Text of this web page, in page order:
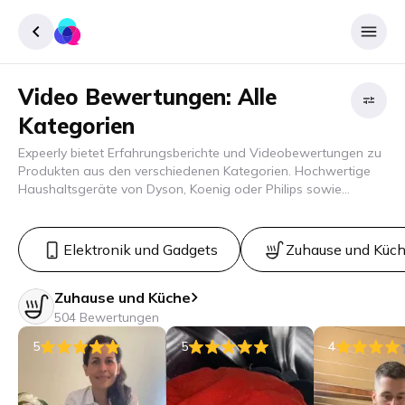
Registrieren
Video Bewertungen: Alle
Kategorien
Filter
Filter
Expeerly bietet Erfahrungsberichte und Videobewertungen zu
Produkten aus den verschiedenen Kategorien. Hochwertige
Haushaltsgeräte von Dyson, Koenig oder Philips sowie
Reviews zu Sony Elektronik, Kameras und Konsolen. Video
Reviews zu Staubsauger von iRobot sowie Miele sind ebenso
zu finden.
Elektronik und Gadgets Zuhause und
Zuhause und Küche
504 Bewertungen
5
5 4